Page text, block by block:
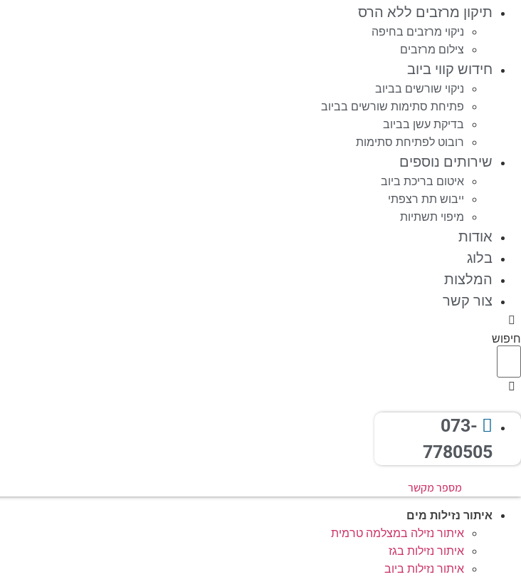
תיקון מרזבים ללא הרס
ניקוי מרזבים בחיפה
צילום מרזבים
חידוש קווי ביוב
ניקוי שורשים בביוב
פתיחת סתימות שורשים בביוב
בדיקת עשן בביוב
רובוט לפתיחת סתימות
שירותים נוספים
איטום בריכת ביוב
ייבוש תת רצפתי
מיפוי תשתיות
אודות
בלוג
המלצות
צור קשר
חיפוש
073-
7780505
מספר מקשר
איתור נזילות מים
איתור נזילה במצלמה טרמית
איתור נזילות בגז
איתור נזילות ביוב